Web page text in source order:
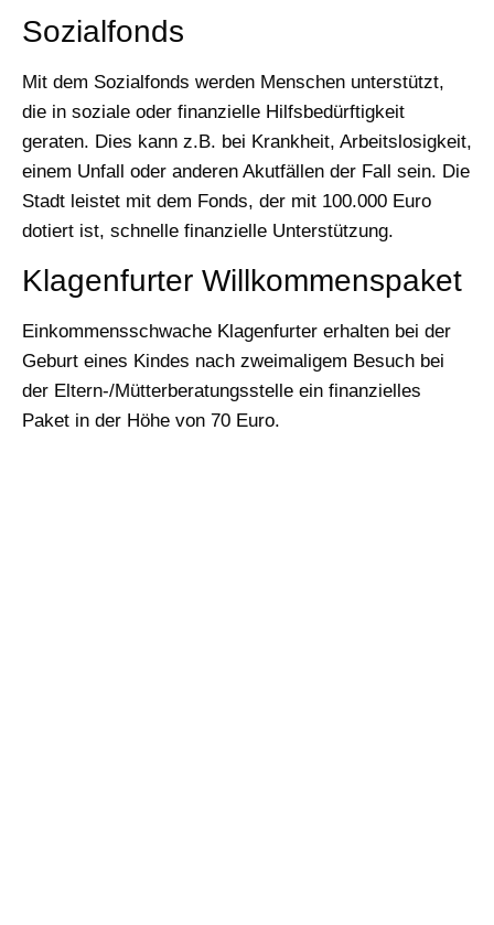
Sozialfonds
Mit dem Sozialfonds werden Menschen unterstützt,
die in soziale oder finanzielle Hilfsbedürftigkeit
geraten. Dies kann z.B. bei Krankheit, Arbeitslosigkeit,
einem Unfall oder anderen Akutfällen der Fall sein. Die
Stadt leistet mit dem Fonds, der mit 100.000 Euro
dotiert ist, schnelle finanzielle Unterstützung.
Klagenfurter Willkommenspaket
Einkommensschwache Klagenfurter erhalten bei der
Geburt eines Kindes nach zweimaligem Besuch bei
der Eltern-/Mütterberatungsstelle ein finanzielles
Paket in der Höhe von 70 Euro.